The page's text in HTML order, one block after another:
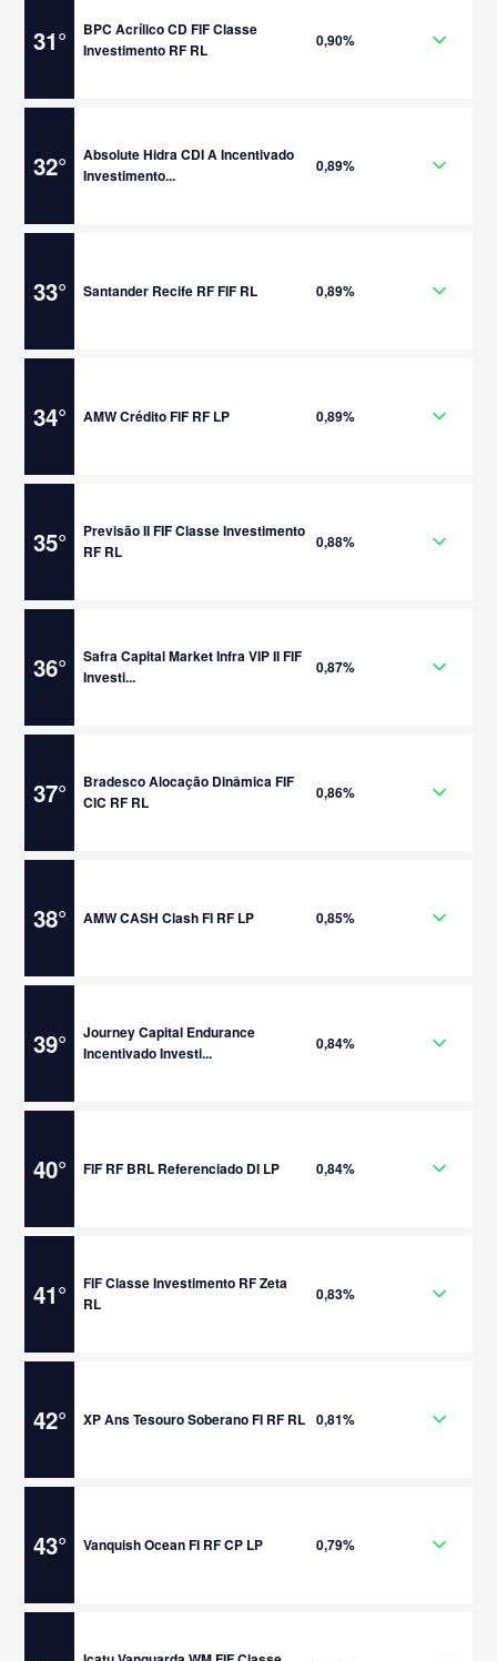
31°
BPC Acrílico CD FIF Classe
Investimento RF RL
0,90%
32°
Absolute Hidra CDI A Incentivado
Investimento...
0,89%
33° Santander Recife RF FIF RL 0,89%
34° AMW Crédito FIF RF LP 0,89%
35°
Previsão II FIF Classe Investimento
RF RL
0,88%
36°
Safra Capital Market Infra VIP II FIF
Investi...
0,87%
37°
Bradesco Alocação Dinâmica FIF
CIC RF RL
0,86%
38° AMW CASH Clash FI RF LP 0,85%
39°
Journey Capital Endurance
Incentivado Investi...
0,84%
40° FIF RF BRL Referenciado DI LP 0,84%
41°
FIF Classe Investimento RF Zeta
RL
0,83%
42° XP Ans Tesouro Soberano FI RF RL 0,81%
43° Vanquish Ocean FI RF CP LP 0,79%